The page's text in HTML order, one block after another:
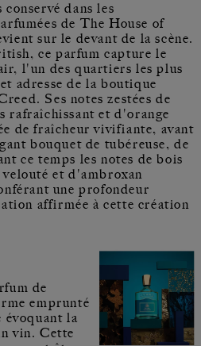
dans les
de The House of
sur le devant de la scène.
ce parfum capture le
l'un des quartiers les plus
adresse de la boutique
Ses notes zestées de
rafraîchissant et d'orange
de fraîcheur vivifiante, avant
bouquet de tubéreuse, de
ce temps les notes de bois
et d'ambroxan
une profondeur
affirmée à cette création
de
emprunté
évoquant la
vin. Cette